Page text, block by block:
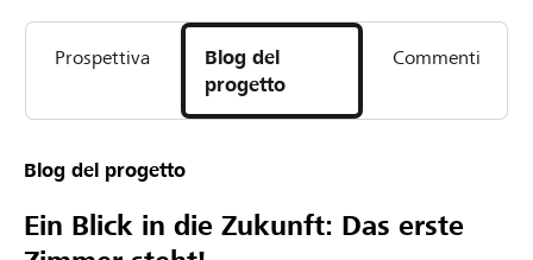
Prospettiva
Blog del
progetto
Commenti
Blog del progetto
Ein Blick in die Zukunft: Das erste